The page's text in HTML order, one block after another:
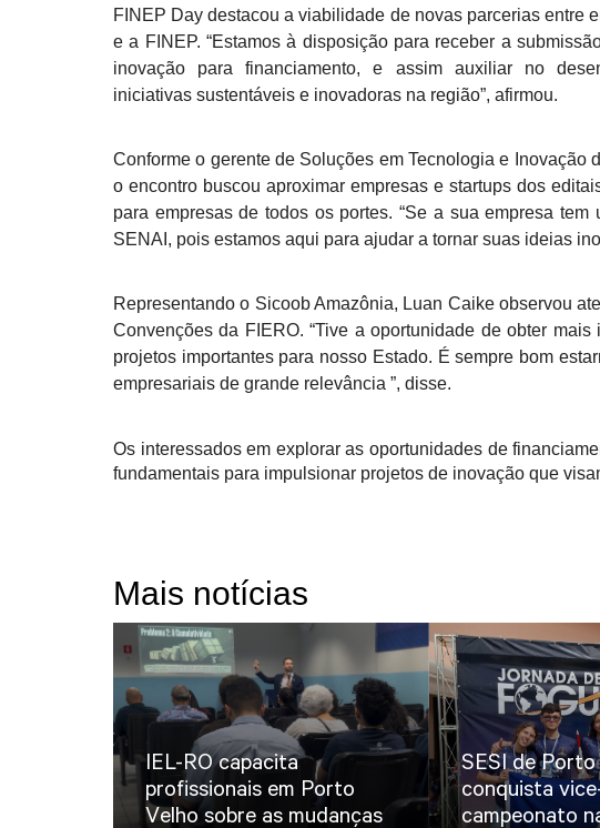
FINEP Day destacou a viabilidade de novas parcerias entre
e a FINEP. “Estamos à disposição para receber a
inovação para financiamento, e assim auxiliar no
iniciativas sustentáveis e inovadoras na região”, afirmou.
Conforme o gerente de Soluções em Tecnologia e
o encontro buscou aproximar empresas e startups dos
para empresas de todos os portes. “Se a sua empresa
SENAI, pois estamos aqui para ajudar a tornar suas ideias
Representando o Sicoob Amazônia, Luan Caike observou
Convenções da FIERO. “Tive a oportunidade de obter
projetos importantes para nosso Estado. É sempre bom
empresariais de grande relevância ”, disse.
Os interessados em explorar as oportunidades de
fundamentais para impulsionar projetos de inovação que
Mais notícias
IEL-RO capacita
profissionais em Porto
Velho sobre as mudanças
SESI de Porto
conquista
campeonato